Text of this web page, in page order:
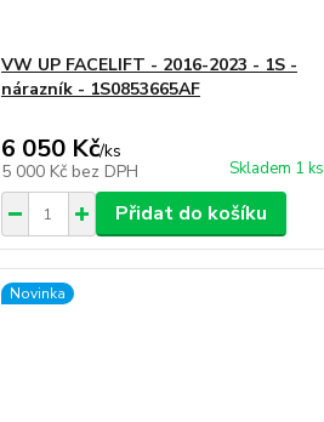
VW UP FACELIFT - 2016-2023 - 1S -
nárazník - 1S0853665AF
6 050 Kč/ks
5 000 Kč bez DPH Skladem 1 ks
Přidat do košíku
Novinka